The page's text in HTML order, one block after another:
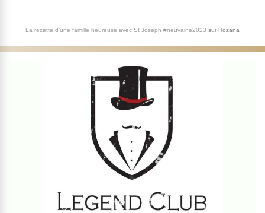
La recette d'une famille heureuse avec St Joseph #neuvaine2023 sur Hozana